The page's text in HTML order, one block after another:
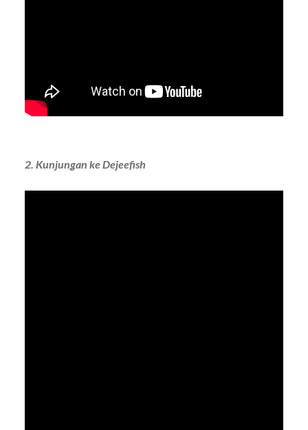
2. Kunjungan ke Dejeefish